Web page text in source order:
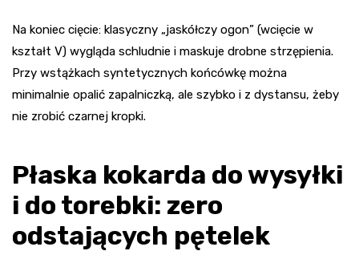
Na koniec cięcie: klasyczny „jaskółczy ogon” (wcięcie w
kształt V) wygląda schludnie i maskuje drobne strzępienia.
Przy wstążkach syntetycznych końcówkę można
minimalnie opalić zapalniczką, ale szybko i z dystansu, żeby
nie zrobić czarnej kropki.
Płaska kokarda do wysyłki
i do torebki: zero
odstających pętelek